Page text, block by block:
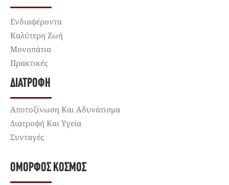
Ενδιαφέροντα
Καλύτερη Ζωή
Μονοπάτια
Πρακτικές
ΔΙΑΤΡΟΦΉ
Αποτοξίνωση Και Αδυνάτισμα
Διατροφή Και Υγεία
Συνταγές
ΌΜΟΡΦΟΣ ΚΌΣΜΟΣ